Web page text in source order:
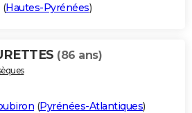
(Hautes-Pyrénées)
(86 ans)
(Pyrénées-Atlantiques)